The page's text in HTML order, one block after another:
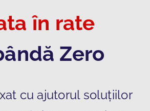
în rate
Zero
cu ajutorul soluțiilor